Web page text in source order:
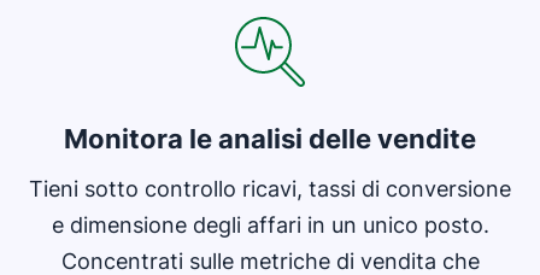
Monitora le analisi delle vendite
Tieni sotto controllo ricavi, tassi di conversione
e dimensione degli affari in un unico posto.
Concentrati sulle metriche di vendita che